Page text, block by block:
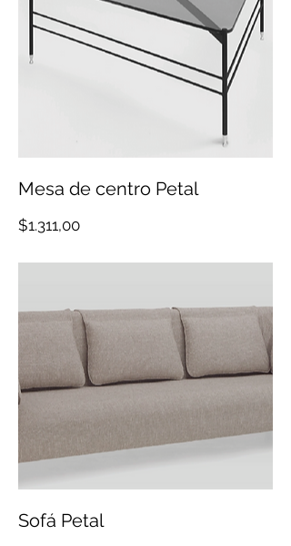
Mesa de centro Petal
$1.311,00Precio
Sofá Petal